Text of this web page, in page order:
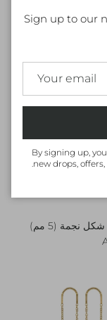
نجمة (5 مم)
Sign up to our
By signing up,
new drops,